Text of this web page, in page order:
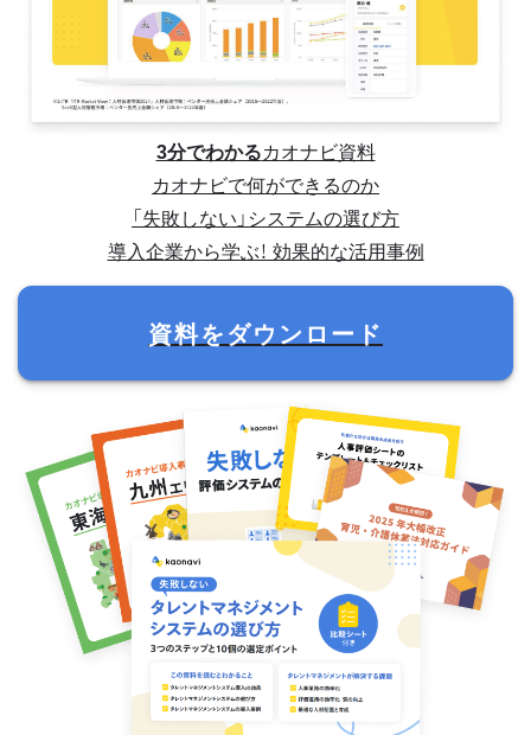
3分でわかるカオナビ資料
カオナビで何ができるのか
「失敗しない」システムの選び方
導入企業から学ぶ！ 効果的な活用事例
資料をダウンロード